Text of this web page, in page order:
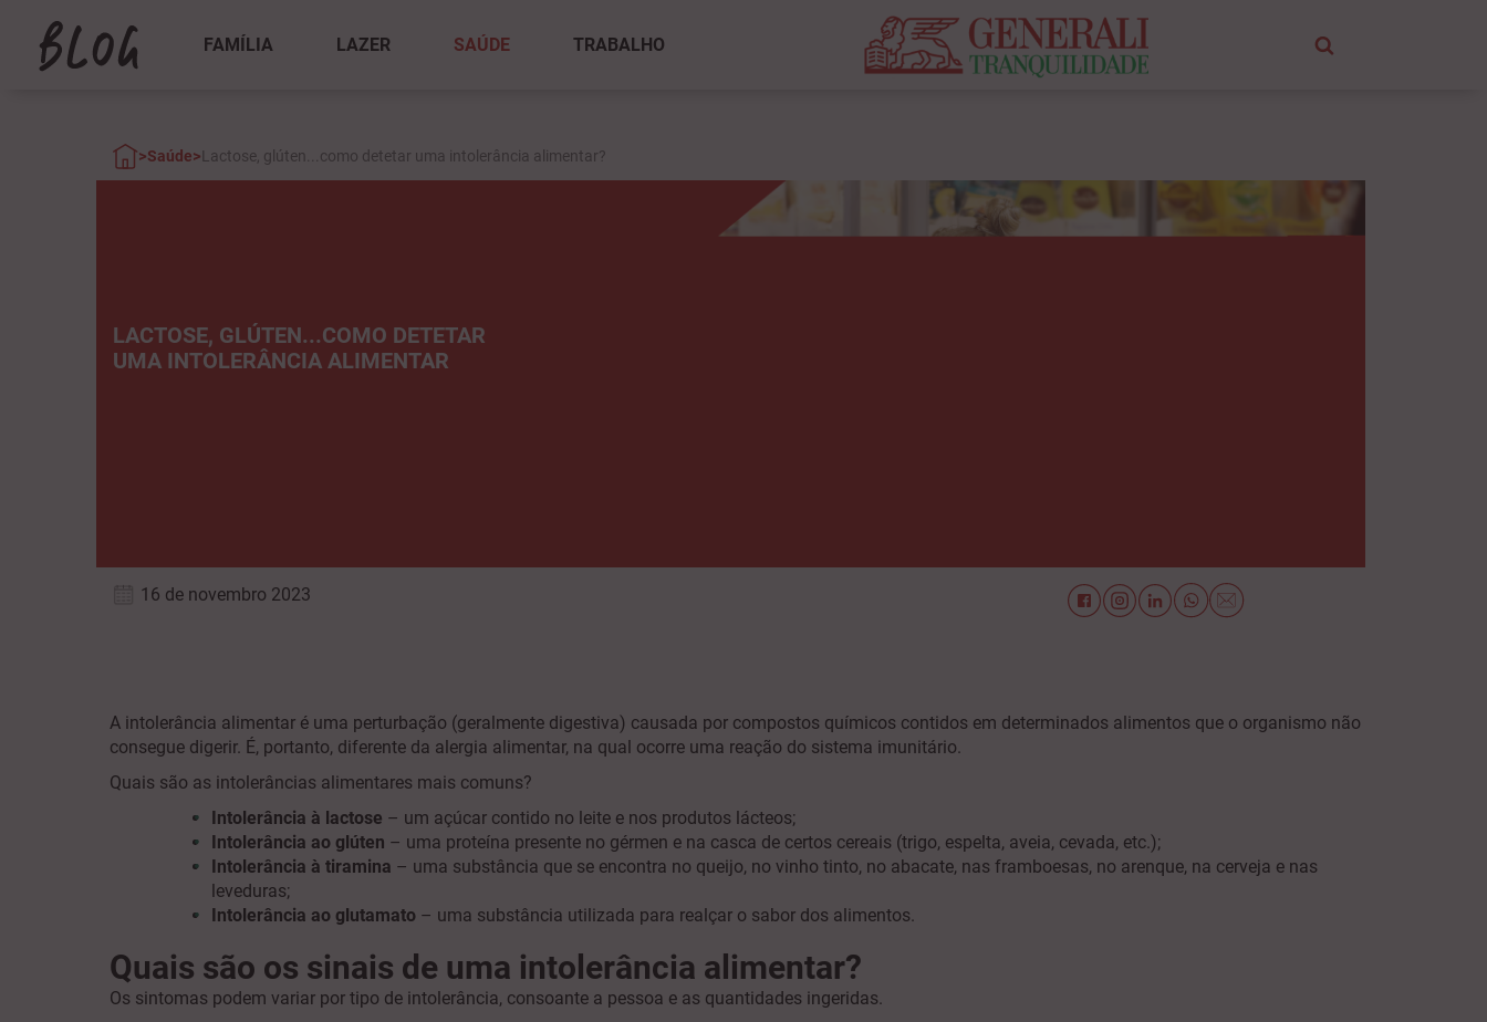
FAMÍLIA LAZER SAÚDE TRABALHO
>Saúde>Lactose, glúten...como detetar uma intolerância alimentar?
LACTOSE, GLÚTEN...COMO DETETAR
UMA INTOLERÂNCIA ALIMENTAR
16 de novembro 2023
A intolerância alimentar é uma perturbação (geralmente digestiva) causada por compostos químicos contidos em determinados alimentos que o organismo não
consegue digerir. É, portanto, diferente da alergia alimentar, na qual ocorre uma reação do sistema imunitário.
Quais são as intolerâncias alimentares mais comuns?
Intolerância à lactose – um açúcar contido no leite e nos produtos lácteos;
Intolerância ao glúten – uma proteína presente no gérmen e na casca de certos cereais (trigo, espelta, aveia, cevada, etc.);
Intolerância à tiramina – uma substância que se encontra no queijo, no vinho tinto, no abacate, nas framboesas, no arenque, na cerveja e nas
leveduras;
Intolerância ao glutamato – uma substância utilizada para realçar o sabor dos alimentos.
Quais são os sinais de uma intolerância alimentar?
Os sintomas podem variar por tipo de intolerância, consoante a pessoa e as quantidades ingeridas.